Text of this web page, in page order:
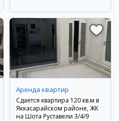
Аренда квартир
Сдается квартира 120 кв.м в
Яккасарайском районе, ЖК
на Шота Руставели 3/4/9